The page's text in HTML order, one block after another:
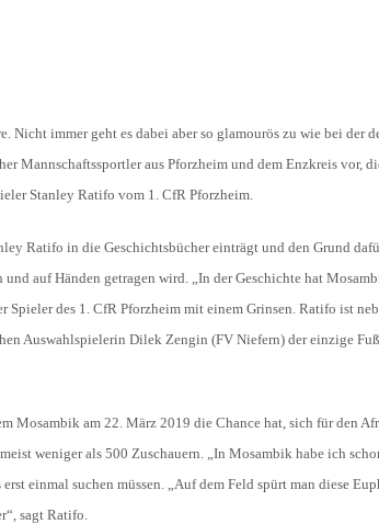
Nicht immer geht es dabei aber so glamourös zu wie bei der
Mannschaftssportler aus Pforzheim und dem Enzkreis vor,
Stanley Ratifo vom 1. CfR Pforzheim.
Ratifo in die Geschichtsbücher einträgt und den Grund
auf Händen getragen wird. „In der Geschichte hat
Spieler des 1. CfR Pforzheim mit einem Grinsen. Ratifo ist
Auswahlspielerin Dilek Zengin (FV Niefern) der einzige
Mosambik am 22. März 2019 die Chance hat, sich für den
weniger als 500 Zuschauern. „In Mosambik habe ich
einmal suchen müssen. „Auf dem Feld spürt man diese
sagt Ratifo.